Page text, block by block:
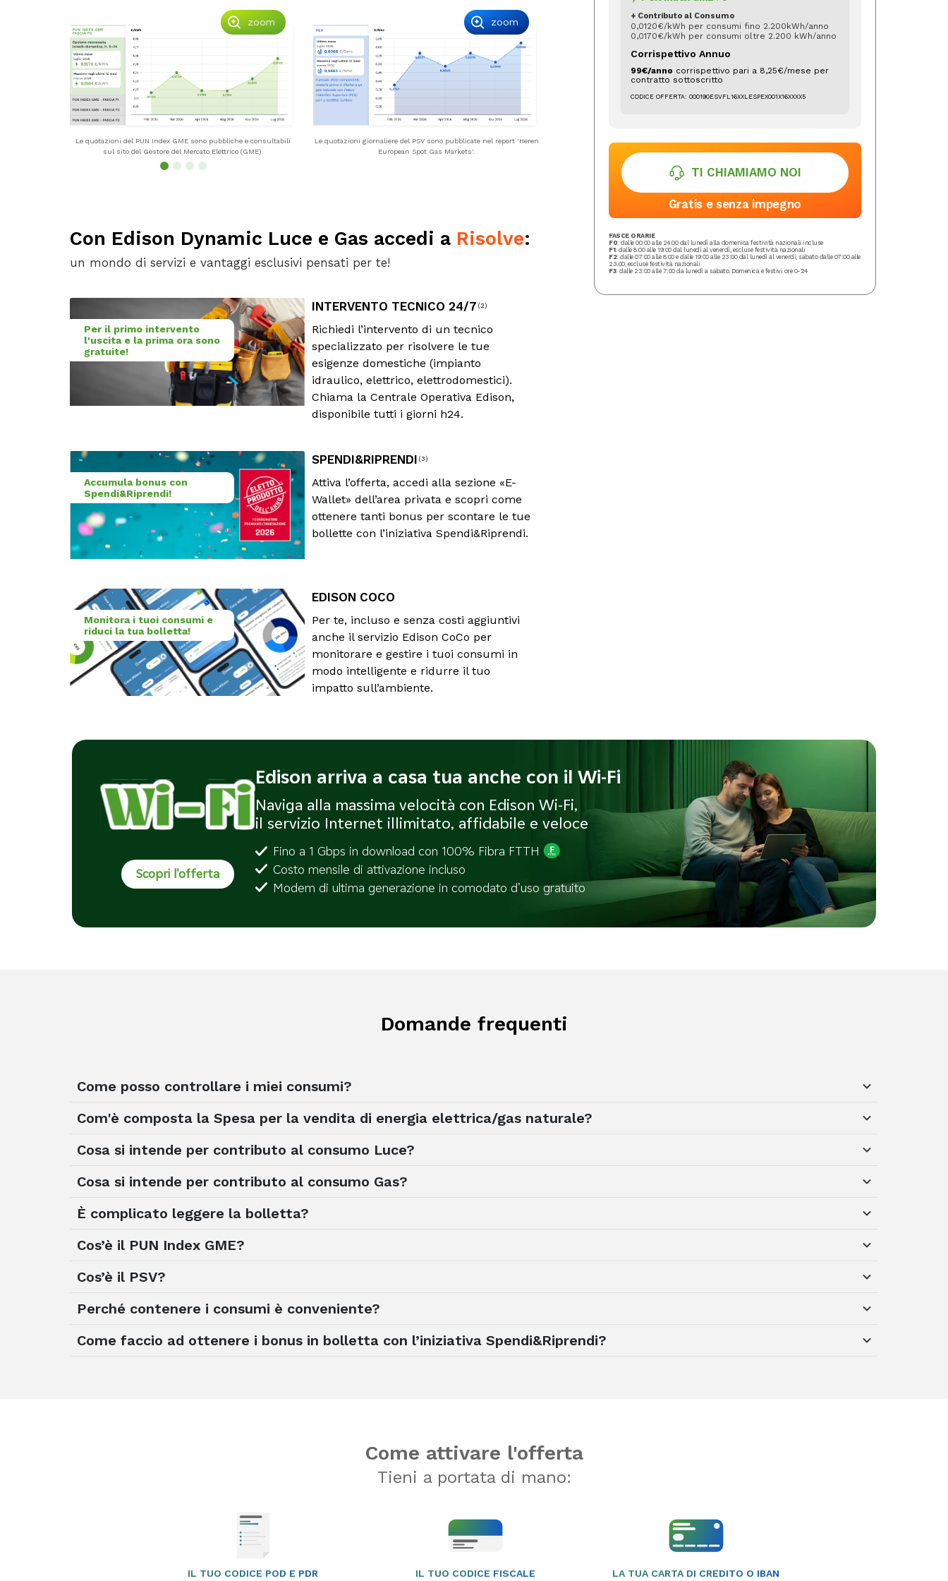
+ Contributo al Consumo
0,0120€/kWh per consumi fino 2.200kWh/anno
0,0170€/kWh per consumi oltre 2.200 kWh/anno
Corrispettivo Annuo
99€/anno corrispettivo pari a 8,25€/mese per
contratto sottoscritto
CODICE OFFERTA: 000190ESVFL16XXLESPEX001X16XXXX5
TI CHIAMIAMO NOI
Gratis e senza impegno
FASCE ORARIE
F0: dalle 00:00 alle 24:00 dal lunedì alla domenica festività nazionali incluse
F1: dalle 8:00 alle 19:00 dal lunedì al venerdì, escluse festività nazionali
F2: dalle 07:00 alle 8:00 e dalle 19:00 alle 23:00 dal lunedì al venerdì, sabato dalle 07:00 alle
23:00, escluse festività nazionali
F3: dalle 23:00 alle 7:00 da lunedì a sabato. Domenica e festivi ore 0-24
zoom
Le quotazioni del PUN Index GME sono pubbliche e consultabili
sul sito del Gestore del Mercato Elettrico (GME).
zoom
Le quotazioni giornaliere del PSV sono pubblicate nel report ‘Heren
European Spot Gas Markets'.
Con Edison Dynamic Luce e Gas accedi a Risolve:
un mondo di servizi e vantaggi esclusivi pensati per te!
Per il primo intervento
l'uscita e la prima ora sono
gratuite!
INTERVENTO TECNICO 24/7 (2)
Richiedi l’intervento di un tecnico
specializzato per risolvere le tue
esigenze domestiche (impianto
idraulico, elettrico, elettrodomestici).
Chiama la Centrale Operativa Edison,
disponibile tutti i giorni h24.
Accumula bonus con
Spendi&Riprendi!
SPENDI&RIPRENDI (3)
Attiva l’offerta, accedi alla sezione «E-
Wallet» dell’area privata e scopri come
ottenere tanti bonus per scontare le tue
bollette con l’iniziativa Spendi&Riprendi.
Monitora i tuoi consumi e
riduci la tua bolletta!
EDISON COCO
Per te, incluso e senza costi aggiuntivi
anche il servizio Edison CoCo per
monitorare e gestire i tuoi consumi in
modo intelligente e ridurre il tuo
impatto sull’ambiente.
Scopri l'offerta
Edison arriva a casa tua anche con il Wi-Fi
Naviga alla massima velocità con Edison Wi-Fi,
il servizio Internet illimitato, affidabile e veloce
Fino a 1 Gbps in download con 100% Fibra FTTH
Costo mensile di attivazione incluso
Modem di ultima generazione in comodato d’uso gratuito
Domande frequenti
Come posso controllare i miei consumi?
Com'è composta la Spesa per la vendita di energia elettrica/gas naturale?
Cosa si intende per contributo al consumo Luce?
Cosa si intende per contributo al consumo Gas?
È complicato leggere la bolletta?
Cos’è il PUN Index GME?
Cos’è il PSV?
Perché contenere i consumi è conveniente?
Come faccio ad ottenere i bonus in bolletta con l’iniziativa Spendi&Riprendi?
Come attivare l'offerta
Tieni a portata di mano:
IL TUO CODICE POD E PDR IL TUO CODICE FISCALE LA TUA CARTA DI CREDITO O IBAN